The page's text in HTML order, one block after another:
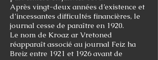
Après vingt-deux années d’existence et
d’incessantes difficultés financières, le
journal cesse de paraître en 1920.
Le nom de Kroaz ar Vretoned
réapparaît associé au journal Feiz ha
Breiz entre 1921 et 1926 avant de